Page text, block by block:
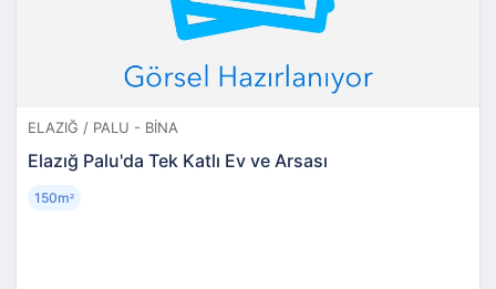
ELAZIĞ / PALU - BINA
Elazığ Palu'da Tek Katlı Ev ve Arsası
150m²